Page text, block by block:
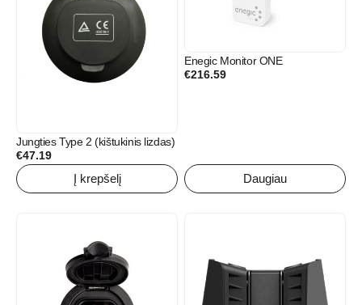
Jungties Type 2 (kištukinis lizdas)
€47.19
Į krepšelį
Enegic Monitor ONE
€216.59
Daugiau